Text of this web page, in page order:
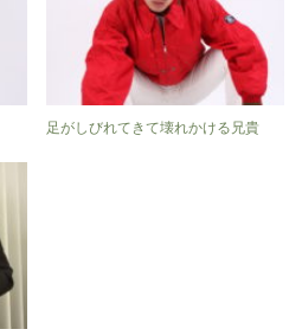
足がしびれてきて壊れかける兄貴